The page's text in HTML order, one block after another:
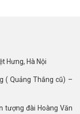
Hưng, Hà Nội
( Quảng Thắng cũ) –
tượng đài Hoàng Văn